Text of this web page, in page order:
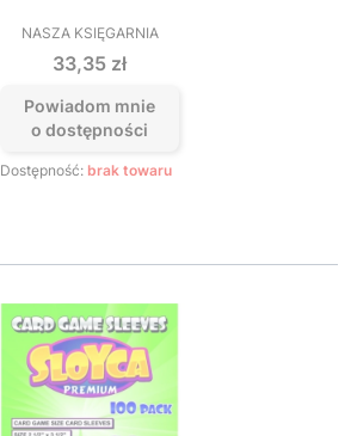
PRODUCENT
NASZA KSIĘGARNIA
Cena
33,35 zł
Powiadom mnie
o dostępności
Dostępność: brak towaru